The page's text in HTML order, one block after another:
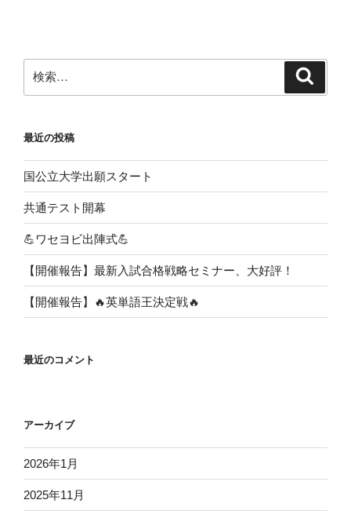
ン
索:
最近の投稿
国公立大学出願スタート
共通テスト開幕
💪ワセヨビ出陣式💪
【開催報告】最新入試合格戦略セミナー、大好評！
【開催報告】🔥英単語王決定戦🔥
最近のコメント
アーカイブ
2026年1月
2025年11月